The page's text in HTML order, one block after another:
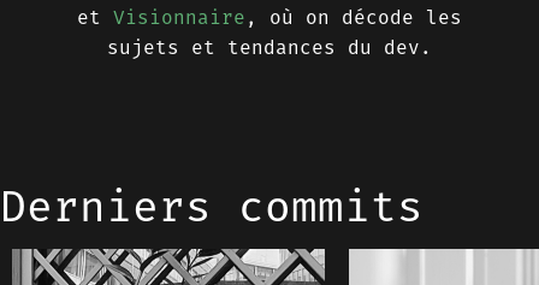
et Visionnaire , où on décode les
sujets et tendances du dev.
Derniers commits